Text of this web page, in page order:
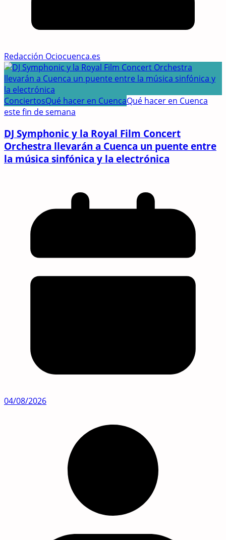
Redacción Ociocuenca.es
ConciertosQué hacer en CuencaQué hacer en Cuenca
este fin de semana
DJ Symphonic y la Royal Film Concert
Orchestra llevarán a Cuenca un puente entre
la música sinfónica y la electrónica
04/08/2026